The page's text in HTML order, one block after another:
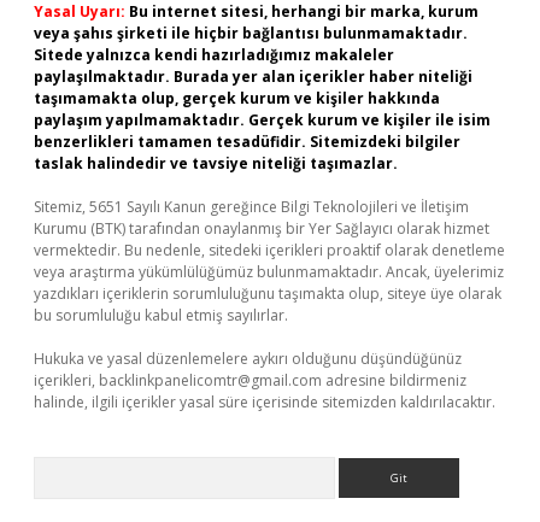
Yasal Uyarı: Bu internet sitesi, herhangi bir marka, kurum
veya şahıs şirketi ile hiçbir bağlantısı bulunmamaktadır.
Sitede yalnızca kendi hazırladığımız makaleler
paylaşılmaktadır. Burada yer alan içerikler haber niteliği
taşımamakta olup, gerçek kurum ve kişiler hakkında
paylaşım yapılmamaktadır. Gerçek kurum ve kişiler ile isim
benzerlikleri tamamen tesadüfidir. Sitemizdeki bilgiler
taslak halindedir ve tavsiye niteliği taşımazlar.
Sitemiz, 5651 Sayılı Kanun gereğince Bilgi Teknolojileri ve İletişim
Kurumu (BTK) tarafından onaylanmış bir Yer Sağlayıcı olarak hizmet
vermektedir. Bu nedenle, sitedeki içerikleri proaktif olarak denetleme
veya araştırma yükümlülüğümüz bulunmamaktadır. Ancak, üyelerimiz
yazdıkları içeriklerin sorumluluğunu taşımakta olup, siteye üye olarak
bu sorumluluğu kabul etmiş sayılırlar.
Hukuka ve yasal düzenlemelere aykırı olduğunu düşündüğünüz
içerikleri, backlinkpanelicomtr@gmail.com adresine bildirmeniz
halinde, ilgili içerikler yasal süre içerisinde sitemizden kaldırılacaktır.